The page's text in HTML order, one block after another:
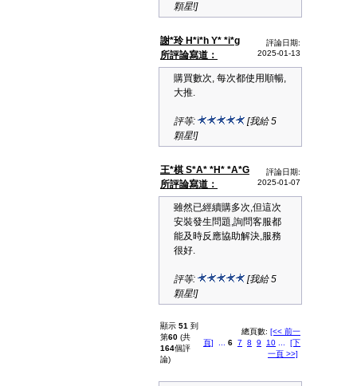
顆星!]
謝*玲 H*i*h Y* *i*g
所評論寫道：
評論日期:
2025-01-13
購買數次, 每次都使用順暢,
大推.
評等:
[我給 5
顆星!]
王*棋 S*A* *H* *A*G
所評論寫道：
評論日期:
2025-01-07
雖然已經續購多次,但這次
安裝發生問題,詢問客服都
能及時反應協助解決,服務
很好.
評等:
[我給 5
顆星!]
顯示 51 到
第60 (共
164個評
論)
總頁數: [<< 前一
頁]
6 7 8 9 10
[下
一頁 >>]